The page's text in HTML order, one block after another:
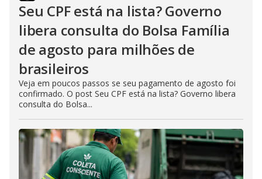
Seu CPF está na lista? Governo
libera consulta do Bolsa Família
de agosto para milhões de
brasileiros
Veja em poucos passos se seu pagamento de agosto foi
confirmado. O post Seu CPF está na lista? Governo libera
consulta do Bolsa...